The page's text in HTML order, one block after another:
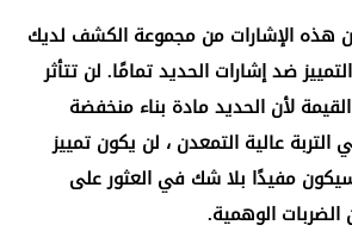
هذه الإشارات من مجموعة الكشف لديك
ضد إشارات الحديد تمامًا. لن تتأثر
لأن الحديد مادة بناء منخفضة
التربة عالية التمعدن ، لن يكون تمييز
سيكون مفيدًا بلا شك في العثور على
الوهمية.